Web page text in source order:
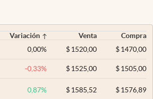
Variación Venta
Compra
0,00% $ 1520,00 $1470,00
-0,33% $ 1525,00 $1505,00
0,87% $ 1585,52 $1576,89